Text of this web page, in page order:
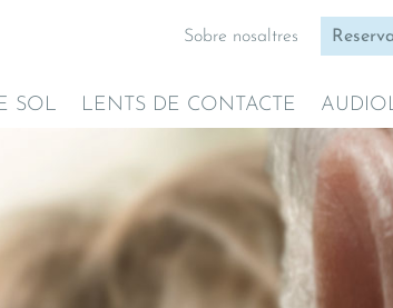
Sobre nosaltres
SOL LENTS DE CONTACTE